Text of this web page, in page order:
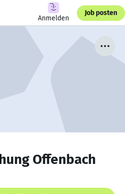
Anmelden
Job posten
Offenbach